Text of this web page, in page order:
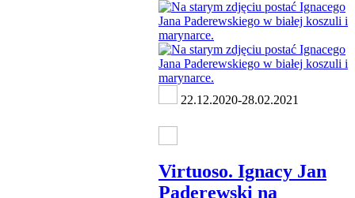
22.12.2020-28.02.2021
Virtuoso. Ignacy Jan
Paderewski na